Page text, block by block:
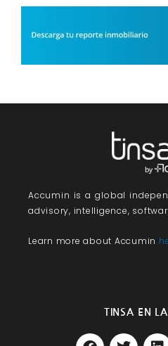
Accumin is a global
advisory, intelligence,
Learn more about Accumin
TINSA EN
F
T
L